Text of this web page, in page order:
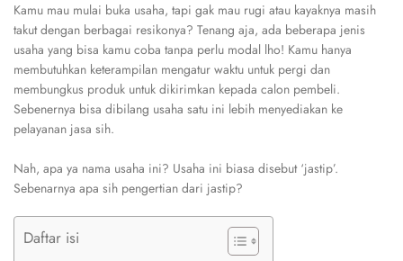
Kamu mau mulai buka usaha, tapi gak mau rugi atau kayaknya masih
takut dengan berbagai resikonya? Tenang aja, ada beberapa jenis
usaha yang bisa kamu coba tanpa perlu modal lho! Kamu hanya
membutuhkan keterampilan mengatur waktu untuk pergi dan
membungkus produk untuk dikirimkan kepada calon pembeli.
Sebenernya bisa dibilang usaha satu ini lebih menyediakan ke
pelayanan jasa sih.
Nah, apa ya nama usaha ini? Usaha ini biasa disebut ‘jastip’.
Sebenarnya apa sih pengertian dari jastip?
Daftar isi